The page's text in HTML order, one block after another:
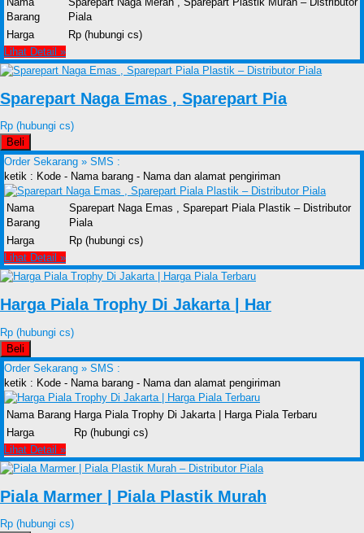
Barang
Piala
Harga
Rp (hubungi cs)
Lihat Detail »
Sparepart Naga Emas , Sparepart Pia
Rp (hubungi cs)
Beli
Order Sekarang » SMS :
ketik : Kode - Nama barang - Nama dan alamat pengiriman
Nama
Barang
Sparepart Naga Emas , Sparepart Piala Plastik – Distributor
Piala
Harga
Rp (hubungi cs)
Lihat Detail »
Harga Piala Trophy Di Jakarta | Har
Rp (hubungi cs)
Beli
Order Sekarang » SMS :
ketik : Kode - Nama barang - Nama dan alamat pengiriman
Nama Barang Harga Piala Trophy Di Jakarta | Harga Piala Terbaru
Harga
Rp (hubungi cs)
Lihat Detail »
Piala Marmer | Piala Plastik Murah
Rp (hubungi cs)